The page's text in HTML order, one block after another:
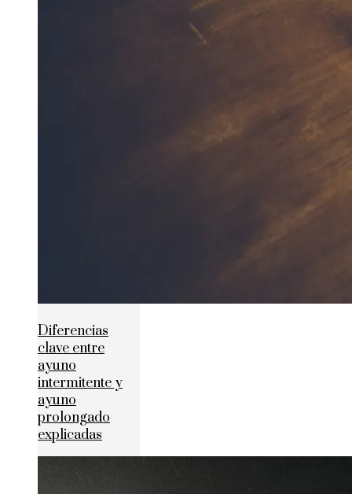
Diferencias
clave entre
ayuno
intermitente y
ayuno
prolongado
explicadas